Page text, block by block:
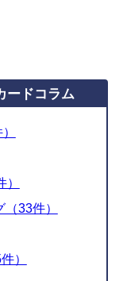
ードコラム
33件）
）